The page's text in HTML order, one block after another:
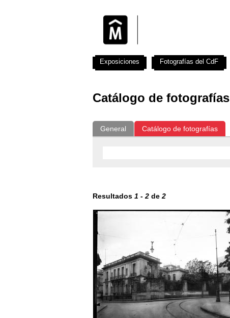
Catálogo de fotografías
General Catálogo de fotografías
Resultados 1 - 2 de 2
Exposiciones Fotografías del CdF